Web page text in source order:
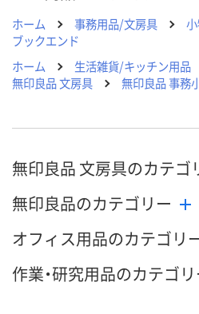
ホーム 事務用品/文房具
ブックエンド
ホーム
生活雑貨/キッチン用品
無印良品 文房具
無印良品 事務
無印良品 文房具のカテゴ
無印良品のカテゴリー
オフィス用品のカテゴリ
作業・研究用品のカテゴ